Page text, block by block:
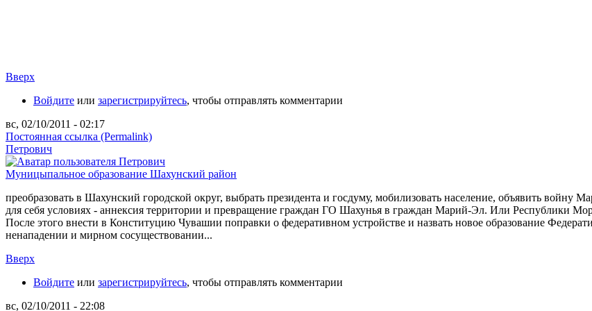
Вверх
Войдите или зарегистрируйтесь, чтобы отправлять комментарии
вс, 02/10/2011 - 02:17
Постоянная ссылка (Permalink)
Петрович
Муницыпальное образование Шахунский район
преобразовать в Шахунский городской округ, выбрать президента и госдуму, мобилизовать население, объявить
для себя условиях - аннексия территории и превращение граждан ГО Шахунья в граждан Марий-Эл. Или Республики
После этого внести в Конституцию Чувашии поправки о федеративном устройстве и назвать новое образование
ненападении и мирном сосуществовании...
Вверх
Войдите или зарегистрируйтесь, чтобы отправлять комментарии
вс, 02/10/2011 - 22:08